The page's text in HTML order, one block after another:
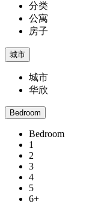
分类
公寓
房子
城市
城市
华欣
Bedroom
Bedroom
1
2
3
4
5
6+